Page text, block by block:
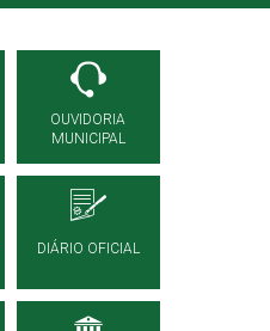
OUVIDORIA
MUNICIPAL
DIÁRIO OFICIAL